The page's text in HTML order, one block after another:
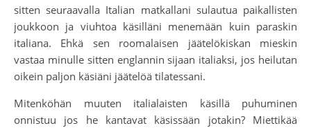
sitten seuraavalla Italian matkallani sulautua paikallisten
joukkoon ja viuhtoa käsilläni menemään kuin paraskin
italiana. Ehkä sen roomalaisen jäätelökiskan mieskin
vastaa minulle sitten englannin sijaan italiaksi, jos heilutan
oikein paljon käsiäni jäätelöä tilatessani.
Mitenköhän muuten italialaisten käsillä puhuminen
onnistuu jos he kantavat käsissään jotakin? Miettikää